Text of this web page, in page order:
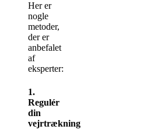
Her er
nogle
metoder,
der er
anbefalet
af
eksperter:
1.
Regulér
din
vejrtrækning